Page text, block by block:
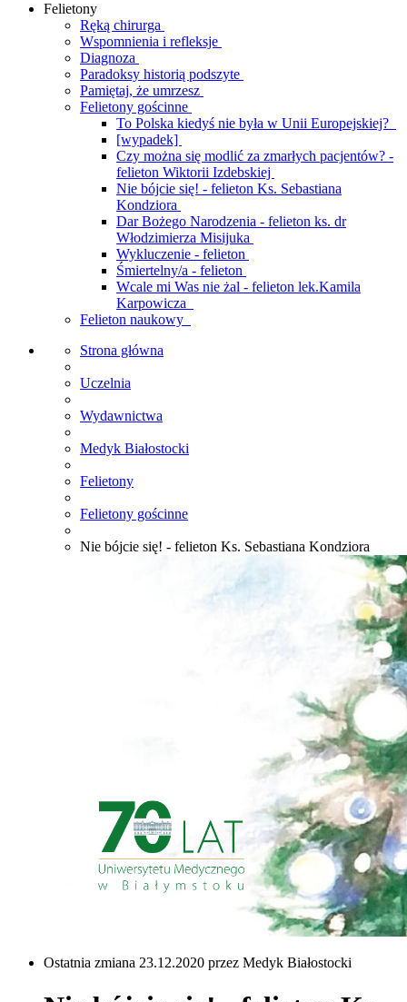
Felietony
Ręką chirurga
Wspomnienia i refleksje
Diagnoza
Paradoksy historią podszyte
Pamiętaj, że umrzesz
Felietony gościnne
To Polska kiedyś nie była w Unii Europejskiej?
[wypadek]
Czy można się modlić za zmarłych pacjentów? -
felieton Wiktorii Izdebskiej
Nie bójcie się! - felieton Ks. Sebastiana
Kondziora
Dar Bożego Narodzenia - felieton ks. dr
Włodzimierza Misijuka
Wykluczenie - felieton
Śmiertelny/a - felieton
Wcale mi Was nie żal - felieton lek.Kamila
Karpowicza
Felieton naukowy
Strona główna
Uczelnia
Wydawnictwa
Medyk Białostocki
Felietony
Felietony gościnne
Nie bójcie się! - felieton Ks. Sebastiana Kondziora
Ostatnia zmiana 23.12.2020 przez Medyk Białostocki